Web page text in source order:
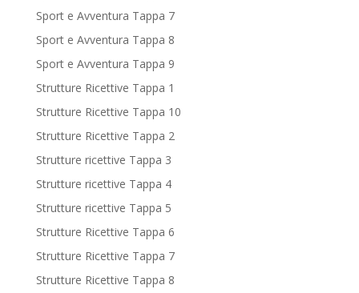
Sport e Avventura Tappa 7
Sport e Avventura Tappa 8
Sport e Avventura Tappa 9
Strutture Ricettive Tappa 1
Strutture Ricettive Tappa 10
Strutture Ricettive Tappa 2
Strutture ricettive Tappa 3
Strutture ricettive Tappa 4
Strutture ricettive Tappa 5
Strutture Ricettive Tappa 6
Strutture Ricettive Tappa 7
Strutture Ricettive Tappa 8